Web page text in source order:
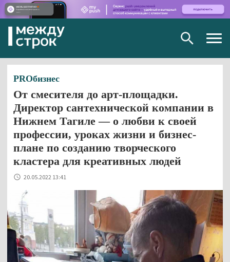
PROбизнес
От смесителя до арт-площадки.
Директор сантехнической компании в
Нижнем Тагиле — о любви к своей
профессии, уроках жизни и бизнес-
плане по созданию творческого
кластера для креативных людей
20.05.2022 13:41